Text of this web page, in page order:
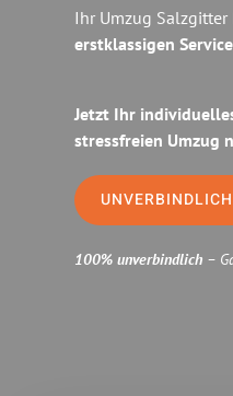
Ihr Umzug Salzgitter
erstklassigen Service
Jetzt Ihr
stressfreien Umzug
100% unverbindlich –